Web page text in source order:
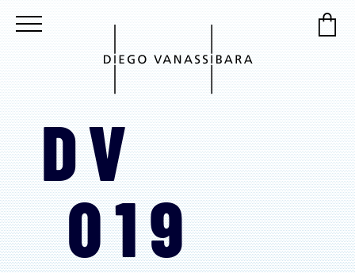
DV
019